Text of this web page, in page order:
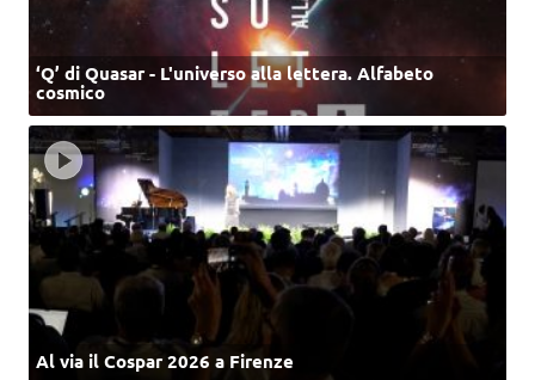
‘Q’ di Quasar - L'universo alla lettera. Alfabeto
cosmico
Al via il Cospar 2026 a Firenze